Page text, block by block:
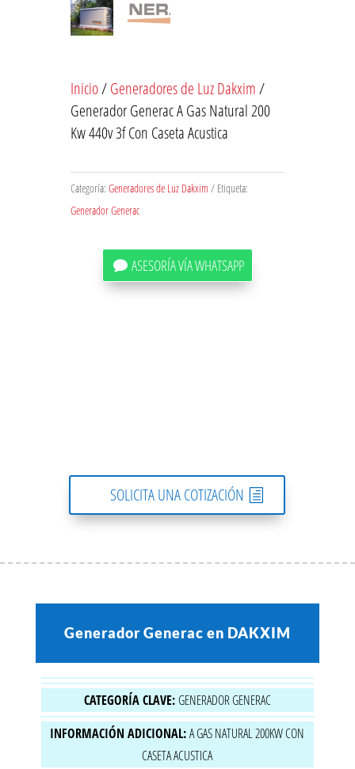
Inicio/Generadores de Luz Dakxim/
Generador Generac A Gas Natural 200
Kw 440v 3f Con Caseta Acustica
Categoría: Generadores de Luz Dakxim
Etiqueta:
Generador Generac
ASESORÍA VÍA WHATSAPP
SOLICITA UNA COTIZACIÓN
Generador Generac en DAKXIM
CATEGORÍA CLAVE:GENERADOR GENERAC
INFORMACIÓN ADICIONAL:A GAS NATURAL 200KW CON
CASETA ACUSTICA